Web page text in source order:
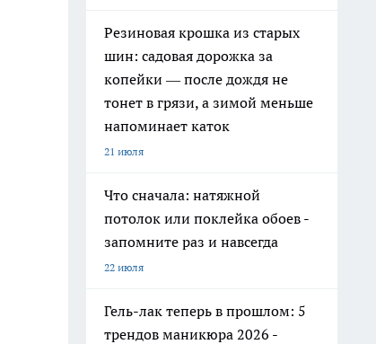
Резиновая крошка из старых
шин: садовая дорожка за
копейки — после дождя не
тонет в грязи, а зимой меньше
напоминает каток
21 июля
Что сначала: натяжной
потолок или поклейка обоев -
запомните раз и навсегда
22 июля
Гель-лак теперь в прошлом: 5
трендов маникюра 2026 -